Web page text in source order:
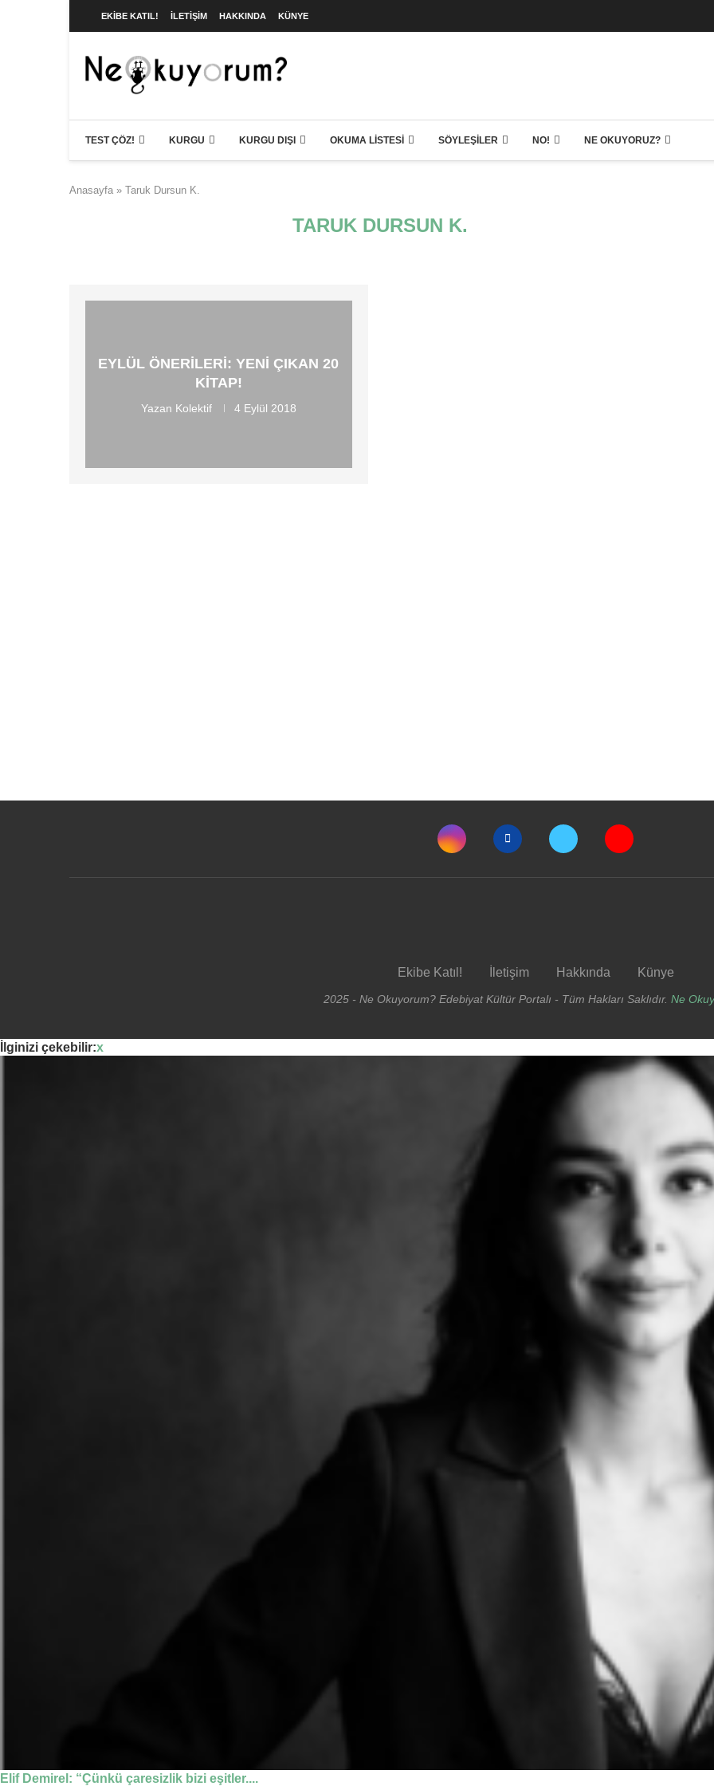
EKIBE KATIL! İLETIŞIM HAKKINDA KÜNYE
TEST ÇÖZ! KURGU KURGU DIŞI OKUMA LISTESI SÖYLEŞILER NO! NE OKUYORUZ?
Anasayfa » Taruk Dursun K.
TARUK DURSUN K.
EYLÜL ÖNERILERI: YENI ÇIKAN 20
KITAP!
Yazan Kolektif 4 Eylül 2018
Ekibe Katıl! İletişim Hakkında Künye
2025 - Ne Okuyorum? Edebiyat Kültür Portalı - Tüm Hakları Saklıdır. Ne
İlginizi çekebilir:x
Elif Demirel: “Çünkü çaresizlik bizi eşitler....